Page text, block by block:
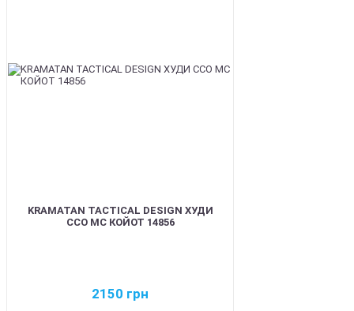
KRAMATAN TACTICAL DESIGN ХУДИ
ССО МС КОЙОТ 14856
2150 грн